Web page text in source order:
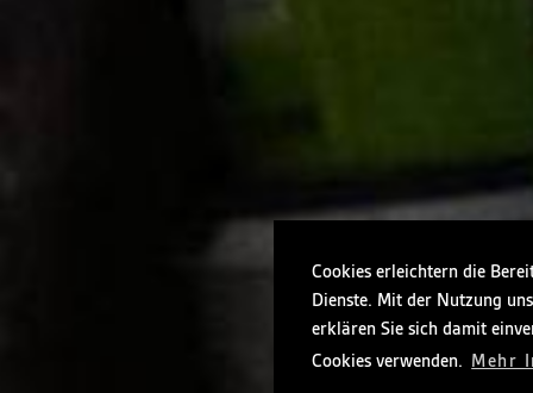
Cookies erleichtern die
Dienste. Mit der Nutzung
erklären Sie sich damit
Cookies verwenden. Mehr